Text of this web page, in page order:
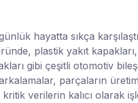
hayatta sıkça
plastik yakıt
gibi çeşitli otomotiv
parçaların
verilerin kalıcı olarak